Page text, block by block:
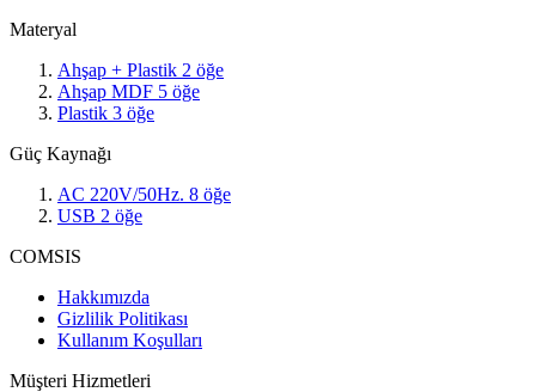
Materyal
Ahşap + Plastik 2 öğe
Ahşap MDF 5 öğe
Plastik 3 öğe
Güç Kaynağı
AC 220V/50Hz. 8 öğe
USB 2 öğe
COMSIS
Hakkımızda
Gizlilik Politikası
Kullanım Koşulları
Müşteri Hizmetleri